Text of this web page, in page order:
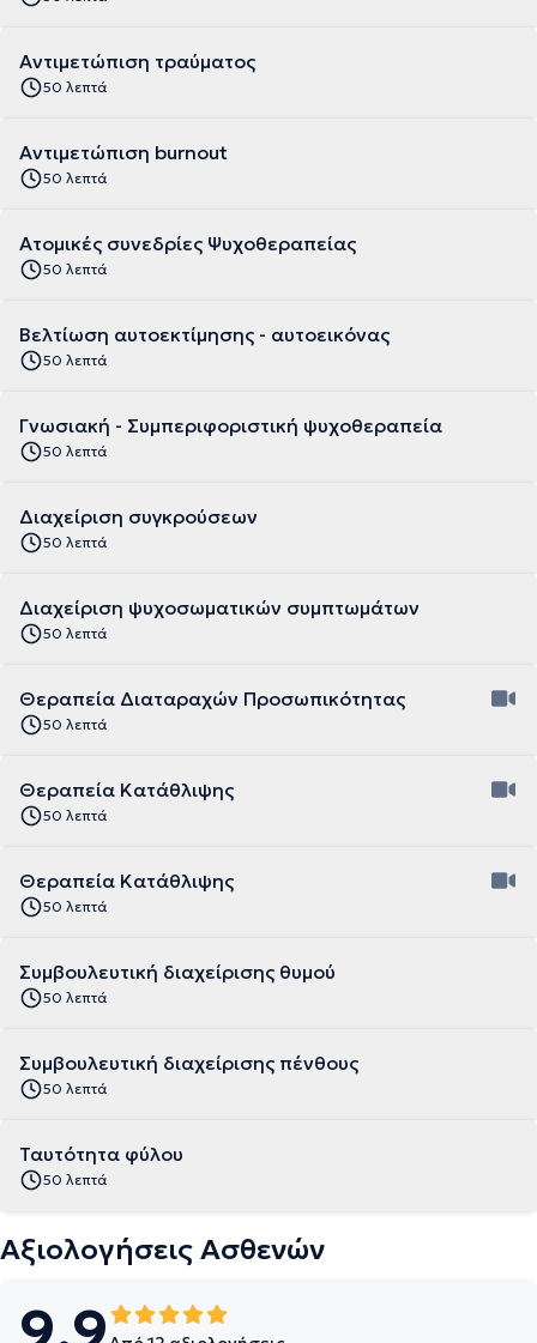
Αντιμετώπιση τραύματος
50 λεπτά
Αντιμετώπιση burnout
50 λεπτά
Ατομικές συνεδρίες Ψυχοθεραπείας
50 λεπτά
Βελτίωση αυτοεκτίμησης - αυτοεικόνας
50 λεπτά
Γνωσιακή - Συμπεριφοριστική ψυχοθεραπεία
50 λεπτά
Διαχείριση συγκρούσεων
50 λεπτά
Διαχείριση ψυχοσωματικών συμπτωμάτων
50 λεπτά
Θεραπεία Διαταραχών Προσωπικότητας
50 λεπτά
Θεραπεία Κατάθλιψης
50 λεπτά
Θεραπεία Κατάθλιψης
50 λεπτά
Συμβουλευτική διαχείρισης θυμού
50 λεπτά
Συμβουλευτική διαχείρισης πένθους
50 λεπτά
Ταυτότητα φύλου
50 λεπτά
Αξιολογήσεις Ασθενών